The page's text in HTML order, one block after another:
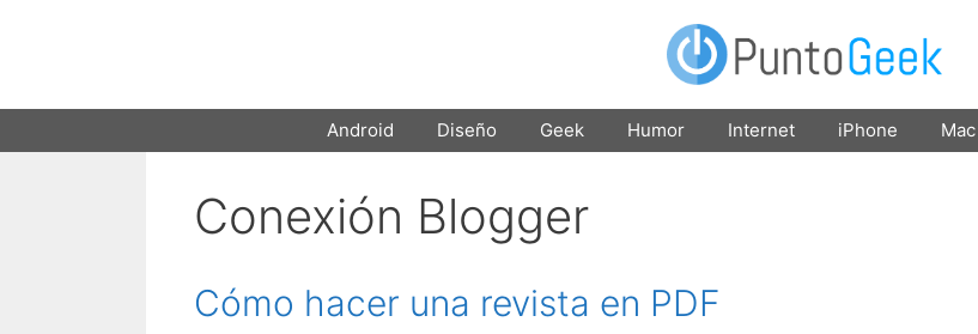
Android Diseño Geek Humor Internet iPhone Mac
Conexión Blogger
Cómo hacer una revista en PDF